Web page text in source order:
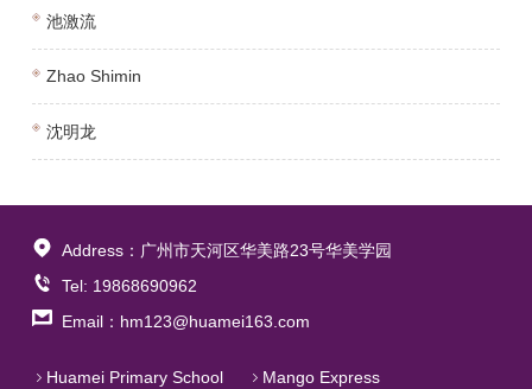
池激流
Zhao Shimin
沈明龙
Address：广州市天河区华美路23号华美学园
Tel: 19868690962
Email：hm123@huamei163.com
Huamei Primary School
Mango Express